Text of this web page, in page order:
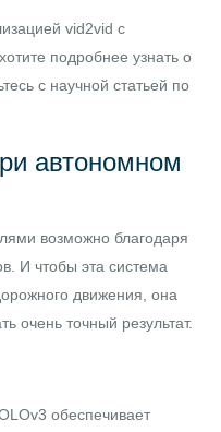
vid2vid с
подробнее узнать о
с научной статьей по
автономном
возможно благодаря
И чтобы эта система
движения, она
очень точный результат.
обеспечивает